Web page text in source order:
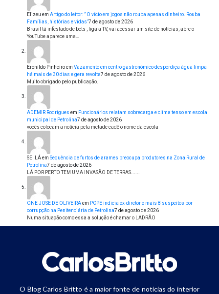
Elizeu em Artigo do leitor: ” O vício em jogos não rouba apenas dinheiro. Rouba
Famílias, histórias e vidas”7 de agosto de 2026
Brasil tá infestado de bets , liga a TV, vai acessar um site de notícias, abre o
YouTube aparece uma…
Eronildo Pinheiroem Vazamento em centro gastronômico desperdiça água limpa
há mais de 30 dias e gera revolta7 de agosto de 2026
Muito obrigado pelo publicação.
ADEMIR Rodrigues em Funcionários relatam sobrecarga e clima tenso em escola
municipal de Petrolina7 de agosto de 2026
vocês colocam a notícia pela metade cadê o nome da escola
SEI LÁem Sequência de furtos de arames preocupa produtores na Zona Rural de
Petrolina7 de agosto de 2026
LÁ POR PERTO TEM UMA INVASÃO DE TERRAS......
ONE JOSE DE OLIVEIRAem PCPE indicia ex-diretor e mais 8 suspeitos por
corrupção na Penitenciária de Petrolina7 de agosto de 2026
Numa situação como essa a solução é chamar o LADRÃO
O Blog Carlos Britto é a maior fonte de notícias do interior